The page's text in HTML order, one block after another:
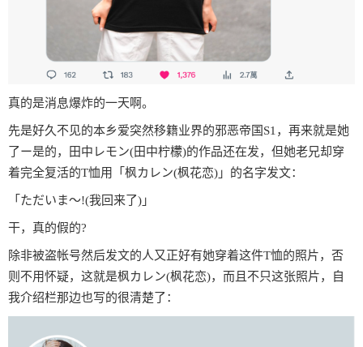
真的是消息爆炸的一天啊。
先是好久不见的本乡爱突然移籍业界的邪恶帝国S1，再来就是她
了ー是的，田中レモン(田中柠檬)的作品还在发，但她老兄却穿
着完全复活的T恤用「枫カレン(枫花恋)」的名字发文：
「ただいま〜!(我回来了)」
干，真的假的?
除非被盗帐号然后发文的人又正好有她穿着这件T恤的照片，否
则不用怀疑，这就是枫カレン(枫花恋)，而且不只这张照片，自
我介绍栏那边也写的很清楚了：